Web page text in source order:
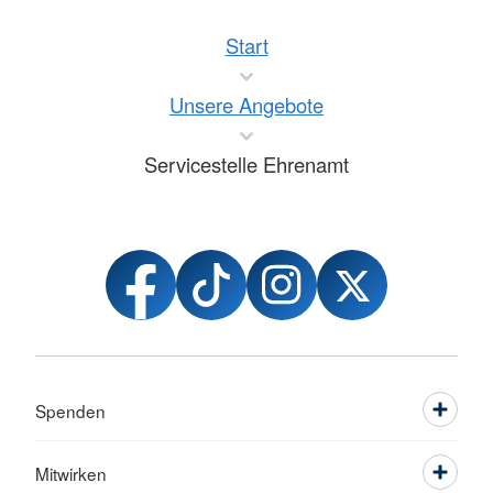
Start
Unsere Angebote
Servicestelle Ehrenamt
Spenden
Mitwirken